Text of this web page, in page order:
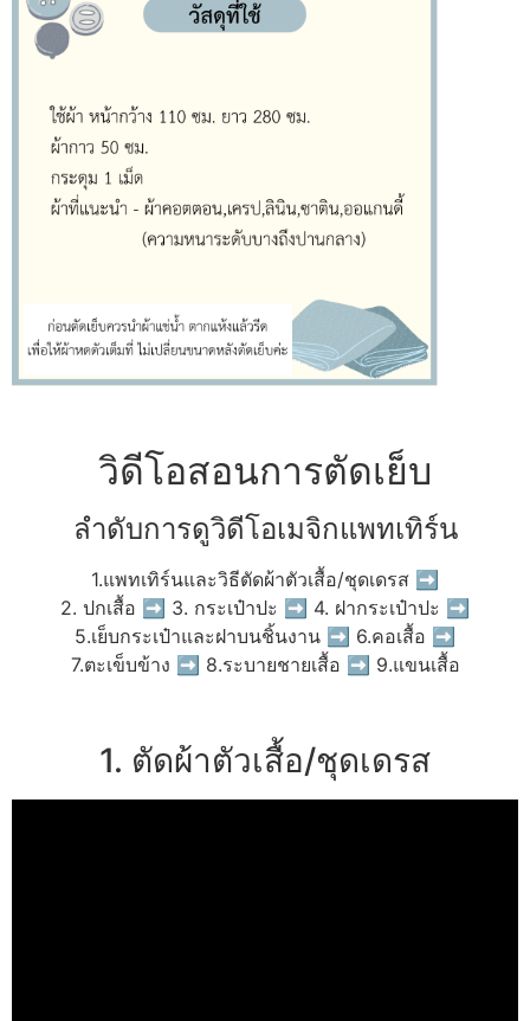
วิดีโอสอนการตัดเย็บ
ลำดับการดูวิดีโอเมจิกแพทเทิร์น
1.แพทเทิร์นและวิธีตัดผ้าตัวเสื้อ/ชุดเดรส ➡
2. ปกเสื้อ ➡ 3. กระเป๋าปะ ➡ 4. ฝากระเป๋าปะ ➡
5.เย็บกระเป๋าและฝาบนชิ้นงาน ➡ 6.คอเสื้อ ➡
7.ตะเข็บข้าง ➡ 8.ระบายชายเสื้อ ➡ 9.แขนเสื้อ
1. ตัดผ้าตัวเสื้อ/ชุดเดรส